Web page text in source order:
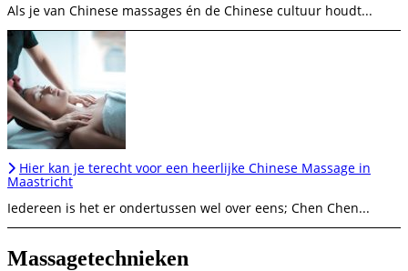
Als je van Chinese massages én de Chinese cultuur houdt...
Hier kan je terecht voor een heerlijke Chinese Massage in
Maastricht
Iedereen is het er ondertussen wel over eens; Chen Chen...
Massagetechnieken